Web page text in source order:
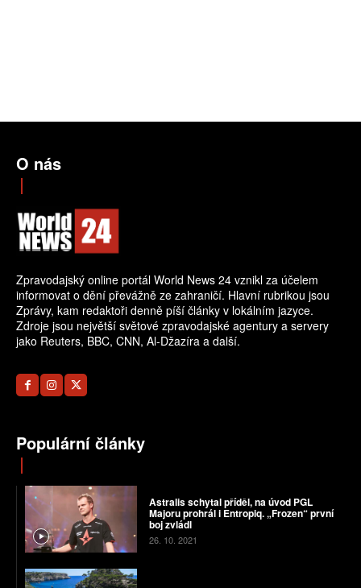
O nás
Zpravodajský online portál World News 24 vznikl za účelem
informovat o dění převážně ze zahraničí. Hlavní rubrikou jsou
Zprávy, kam redaktoři denně píší články v lokálním jazyce.
Zdroje jsou největší světové zpravodajské agentury a servery
jako Reuters, BBC, CNN, Al-Džazíra a další.
Populární články
Astralis schytal příděl, na úvod PGL
Majoru prohrál i Entropiq. „Frozen“ první
boj zvládl
26. 10. 2021